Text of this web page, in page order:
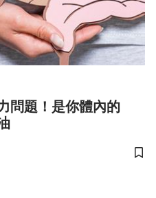
問題！是你體內的
儲